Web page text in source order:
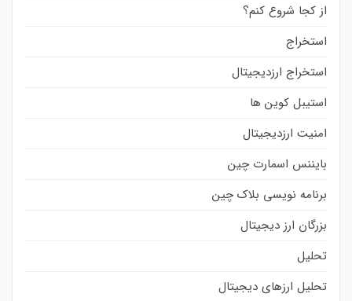
از کجا شروع کنم؟
استخراج
استخراج ارزدیجیتال
استیبل کوین ها
امنیت ارزدیجیتال
بایننس اسمارت چین
برنامه نویسی بلاک چین
بزرگان ارز دیجیتال
تحلیل
تحلیل ارزهای دیجیتال